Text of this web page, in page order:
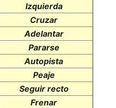
Izquierda
Cruzar
Adelantar
Pararse
Autopista
Peaje
Seguir recto
Frenar